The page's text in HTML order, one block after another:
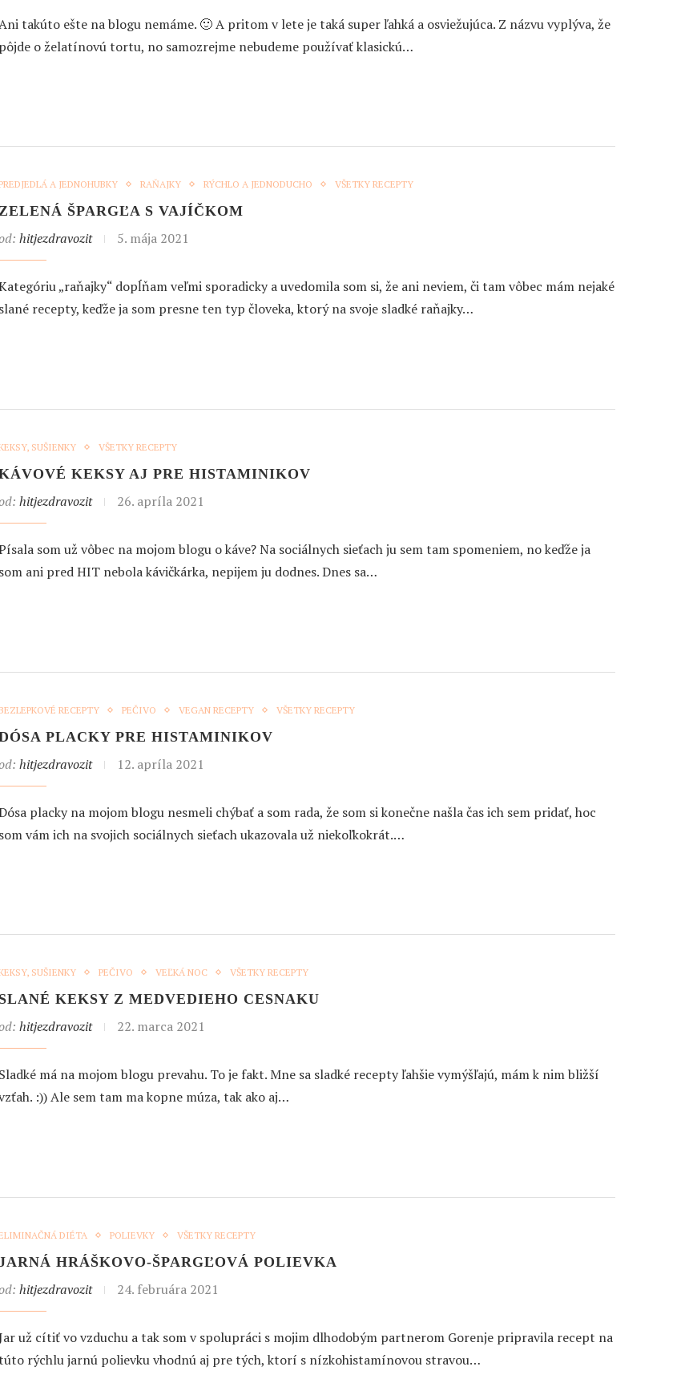
takúto ešte na blogu nemáme. 🙂 A pritom v lete je taká super ľahká a osviežujúca. Z názvu vyplýva, že
pôjde o želatínovú tortu, no samozrejme nebudeme používať klasickú…
A JEDNOHUBKY RAŇAJKY RÝCHLO A JEDNODUCHO VŠETKY RECEPTY
ŠPARGĽA S VAJÍČKOM
hitjezdravozit 5. mája 2021
„raňajky“ dopĺňam veľmi sporadicky a uvedomila som si, že ani neviem, či tam vôbec mám nejaké
slané recepty, keďže ja som presne ten typ človeka, ktorý na svoje sladké raňajky…
SUŠIENKY VŠETKY RECEPTY
KEKSY AJ PRE HISTAMINIKOV
hitjezdravozit 26. apríla 2021
som už vôbec na mojom blogu o káve? Na sociálnych sieťach ju sem tam spomeniem, no keďže ja
som ani pred HIT nebola kávičkárka, nepijem ju dodnes. Dnes sa…
RECEPTY PEČIVO VEGAN RECEPTY VŠETKY RECEPTY
PLACKY PRE HISTAMINIKOV
hitjezdravozit 12. apríla 2021
placky na mojom blogu nesmeli chýbať a som rada, že som si konečne našla čas ich sem pridať, hoc
som vám ich na svojich sociálnych sieťach ukazovala už niekoľkokrát.…
SUŠIENKY PEČIVO VEĽKÁ NOC VŠETKY RECEPTY
SLANÉ KEKSY Z MEDVEDIEHO CESNAKU
hitjezdravozit 22. marca 2021
Sladké má na mojom blogu prevahu. To je fakt. Mne sa sladké recepty ľahšie vymýšľajú, mám k nim bližší
:)) Ale sem tam ma kopne múza, tak ako aj…
DIÉTA POLIEVKY VŠETKY RECEPTY
HRÁŠKOVO-ŠPARGĽOVÁ POLIEVKA
hitjezdravozit 24. februára 2021
už cítiť vo vzduchu a tak som v spolupráci s mojim dlhodobým partnerom Gorenje pripravila recept na
rýchlu jarnú polievku vhodnú aj pre tých, ktorí s nízkohistamínovou stravou…